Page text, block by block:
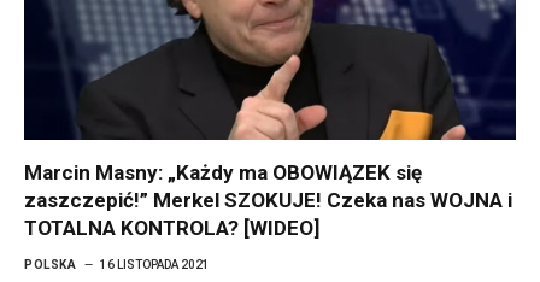
Marcin Masny: „Każdy ma OBOWIĄZEK się
zaszczepić!” Merkel SZOKUJE! Czeka nas WOJNA i
TOTALNA KONTROLA? [WIDEO]
POLSKA 16 LISTOPADA 2021